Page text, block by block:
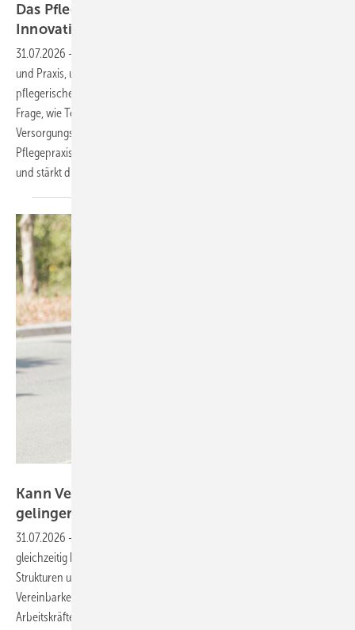
Das Pflegepraxiszentrum Hannover –
Innovation für die Pflege von
31.07.2026 -
und Praxis, um technologische Innovationen gezielt in die
pflegerische Versorgung zu übertragen. Im Mittelpunkt steht dabei die
Frage, wie Technik den Pflegealltag erleichtern und die
Versorgungsqualität verbessern kann. Der Experimentierraum des
Pflegepraxiszentrums Hannover macht Innovationen direkt erlebbar
und stärkt die Kompetenzen von
Kann Vereinbarkeit von Pflege und Beruf
gelingen?
31.07.2026 -
gleichzeitig kaum sichtbar. Individuelle Bedingungen, betriebliche
Strukturen und gesetzliche Regelungen definieren den Rahmen für die
Vereinbarkeit von Pflege und Beruf. Nicht-Vereinbarkeit kostet
Arbeitskräftepotenziale und befördert Armut. Die gesellschaftliche